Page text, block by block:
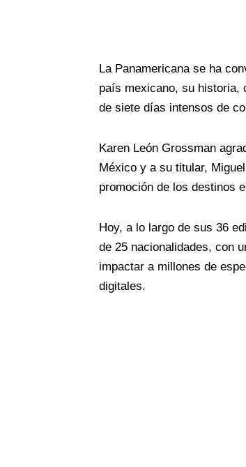
La Panamericana se ha
país mexicano, su historia,
de siete días intensos de
Karen León Grossman
México y a su titular,
promoción de los destinos
Hoy, a lo largo de sus 36
de 25 nacionalidades, con
impactar a millones de
digitales.